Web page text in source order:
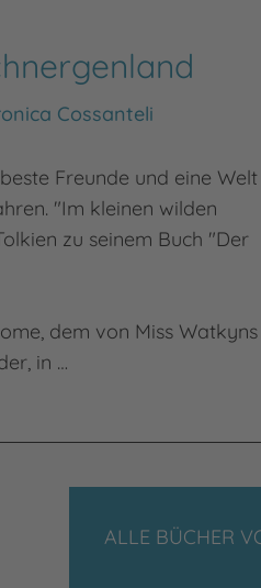
Cossanteli
Freunde und eine Welt
"Im kleinen wilden
zu seinem Buch "Der
dem von Miss Watkyns
in …
ALLE BÜCHER